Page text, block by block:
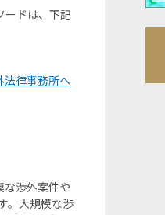
ードは、下記
律事務所へ
な渉外案件や
。大規模な渉